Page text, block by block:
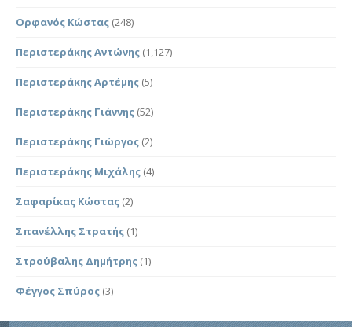
Ορφανός Κώστας (248)
Περιστεράκης Αντώνης (1,127)
Περιστεράκης Αρτέμης (5)
Περιστεράκης Γιάννης (52)
Περιστεράκης Γιώργος (2)
Περιστεράκης Μιχάλης (4)
Σαφαρίκας Κώστας (2)
Σπανέλλης Στρατής (1)
Στρούβαλης Δημήτρης (1)
Φέγγος Σπύρος (3)